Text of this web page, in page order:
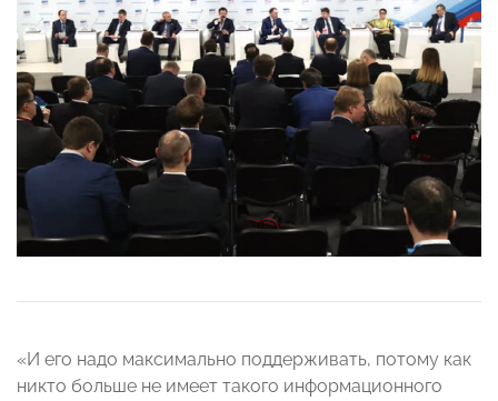
«И его надо максимально поддерживать, потому как
никто больше не имеет такого информационного